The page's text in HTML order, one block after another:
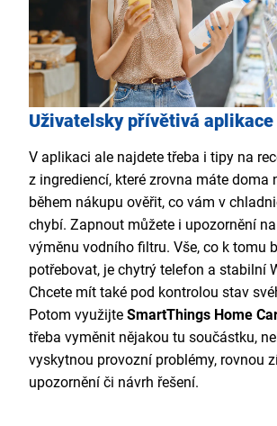
Uživatelsky přívětivá aplikace
V aplikaci ale najdete třeba i tipy na
z ingrediencí, které zrovna máte doma
během nákupu ověřit, co vám v
chybí. Zapnout můžete i upozornění
výměnu vodního filtru. Vše, co k tomu
potřebovat, je chytrý telefon a stabilní
Chcete mít také pod kontrolou stav
Potom využijte SmartThings Home
třeba vyměnit nějakou tu součástku,
vyskytnou provozní problémy, rovnou
upozornění či návrh řešení.